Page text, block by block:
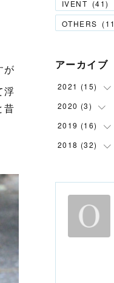
が
浮
昔
IVENT (41)
OTHERS (11
アーカイブ
2021 (15)
(6
( 9)
2020 (3)
( 1)
(1)
2019 (16)
(2)
(8)
2018 (32)
(1)
)
(8)